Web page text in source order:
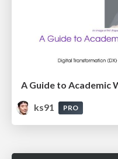
ks91
PRO